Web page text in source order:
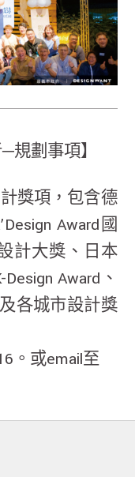
規劃事項】
獎項，包含德
Award國
計大獎、日本
Award、
各城市設計獎
。或email至